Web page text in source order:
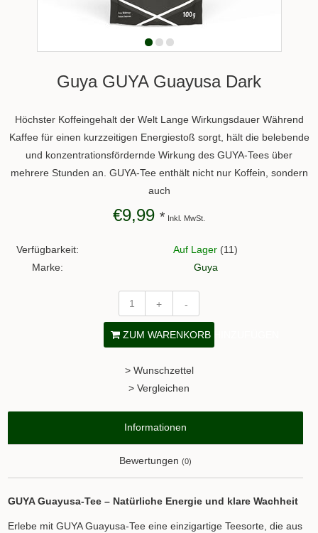
Guya GUYA Guayusa Dark
Höchster Koffeingehalt der Welt Lange Wirkungsdauer Während
Kaffee für einen kurzzeitigen Energiestoß sorgt, hält die belebende
und konzentrationsfördernde Wirkung des GUYA-Tees über
mehrere Stunden an. GUYA-Tee enthält nicht nur Koffein, sondern
auch
€9,99 * Inkl. MwSt.
Verfügbarkeit: Auf Lager (11)
Marke:
Guya
+ -
ZUM WARENKORB HINZUFÜGEN
> Wunschzettel
> Vergleichen
Informationen
Bewertungen (0)
GUYA Guayusa-Tee – Natürliche Energie und klare Wachheit
Erlebe mit GUYA Guayusa-Tee eine einzigartige Teesorte, die aus